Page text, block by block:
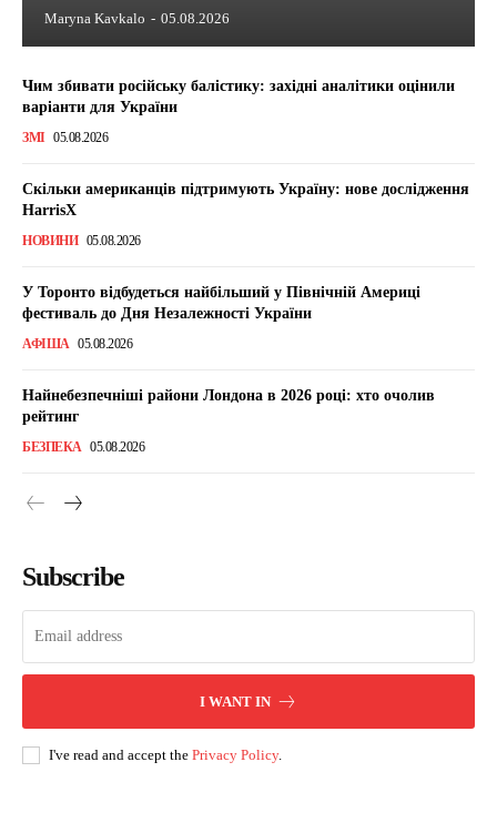
Maryna Kavkalo - 05.08.2026
Чим збивати російську балістику: західні аналітики оцінили
варіанти для України
ЗМІ 05.08.2026
Скільки американців підтримують Україну: нове дослідження
HarrisX
НОВИНИ 05.08.2026
У Торонто відбудеться найбільший у Північній Америці
фестиваль до Дня Незалежності України
АФІША 05.08.2026
Найнебезпечніші райони Лондона в 2026 році: хто очолив
рейтинг
БЕЗПЕКА 05.08.2026
Subscribe
I WANT IN
I've read and accept the Privacy Policy.